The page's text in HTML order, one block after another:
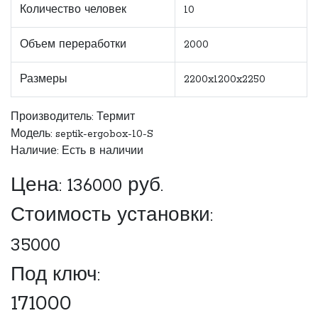
Количество человек 10
Объем переработки 2000
Размеры 2200x1200x2250
Производитель: Термит
Модель: septik-ergobox-10-S
Наличие: Есть в наличии
Цена: 136000 руб.
Стоимость установки:
35000
Под ключ:
171000